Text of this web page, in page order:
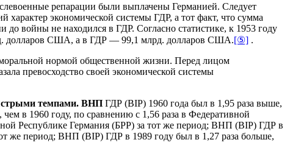
репарации были выплачены Германией. Следует
экономической системы ГДР, а тот факт, что сумма
войны не находился в ГДР. Согласно статистике, к 1953 году
долларов США, а в ГДР — 99,1 млрд. долларов США.[⑤] .
нормой общественной жизни. Перед лицом
превосходство своей экономической системы
темпами. ВНП ГДР (BIP) 1960 года был в 1,95 раза выше,
в 1960 году, по сравнению с 1,56 раза в Федеративной
Республике Германия (БРР) за тот же период; ВНП (BIP) ГДР в
же период; ВНП (BIP) ГДР в 1989 году был в 1,27 раза больше,